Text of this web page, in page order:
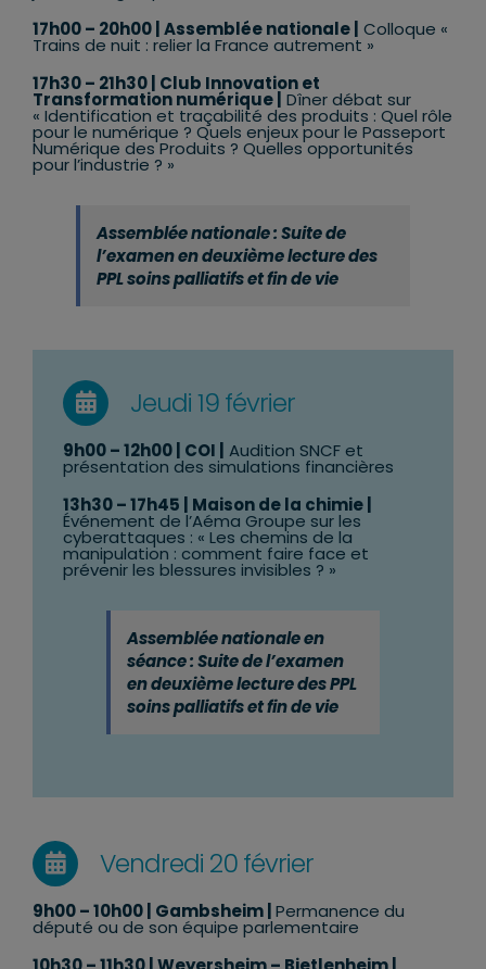
17h00 – 20h00 | Assemblée nationale| Colloque «
Trains de nuit : relier la France autrement »
17h30 – 21h30 | Club Innovation et
Transformation numérique| Dîner débat sur
« Identification et traçabilité des produits : Quel rôle
pour le numérique ? Quels enjeux pour le Passeport
Numérique des Produits ? Quelles opportunités
pour l’industrie ? »
Assemblée nationale : Suite de
l’examen en deuxième lecture des
PPL soins palliatifs et fin de vie
Jeudi 19 février
9h00 – 12h00| COI | Audition SNCF et
présentation des simulations financières
13h30 – 17h45 | Maison de la chimie |
Événement de l’Aéma Groupe sur les
cyberattaques : « Les chemins de la
manipulation : comment faire face et
prévenir les blessures invisibles ? »
Assemblée nationale en
séance : Suite de l’examen
en deuxième lecture des PPL
soins palliatifs et fin de vie
Vendredi 20 février
9h00 – 10h00 | Gambsheim | Permanence du
député ou de son équipe parlementaire